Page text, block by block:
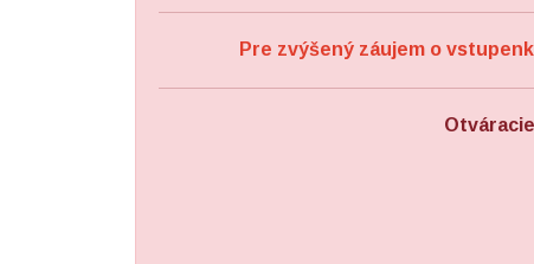
Pre zvýšený záujem o